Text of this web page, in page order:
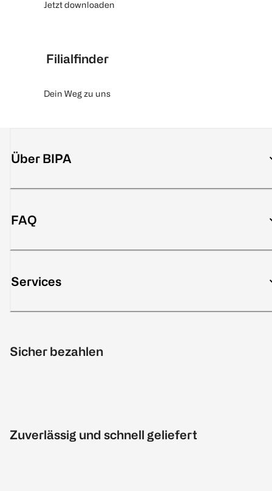
Jetzt downloaden
Filialfinder
Dein Weg zu uns
Über BIPA
FAQ
Services
Sicher bezahlen
Zuverlässig und schnell geliefert